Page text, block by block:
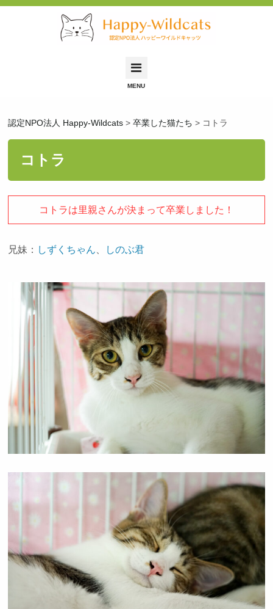
里親希望の方へ
保護依頼について
保護猫ふれあい会
お問い合わせ
認定NPO法人 Happy-Wildcats >卒業した猫たち > コトラ
コトラ
コトラは里親さんが決まって卒業しました！
兄妹： しずくちゃん しのぶ君